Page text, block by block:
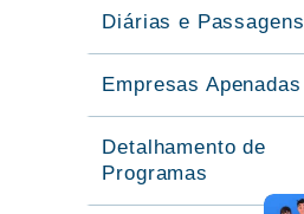
Diárias e Passagens
Empresas Apenadas
Detalhamento de
Programas